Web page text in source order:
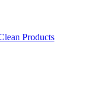
Products